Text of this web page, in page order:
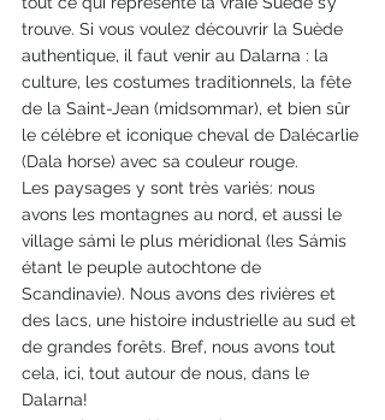
trouve. Si vous voulez découvrir la Suède
authentique, il faut venir au Dalarna : la
culture, les costumes traditionnels, la fête
de la Saint-Jean (midsommar), et bien sûr
le célèbre et iconique cheval de Dalécarlie
(Dala horse) avec sa couleur rouge.
Les paysages y sont très variés: nous
avons les montagnes au nord, et aussi le
village sámi le plus méridional (les Sámis
étant le peuple autochtone de
Scandinavie). Nous avons des rivières et
des lacs, une histoire industrielle au sud et
de grandes forêts. Bref, nous avons tout
cela, ici, tout autour de nous, dans le
Dalarna!